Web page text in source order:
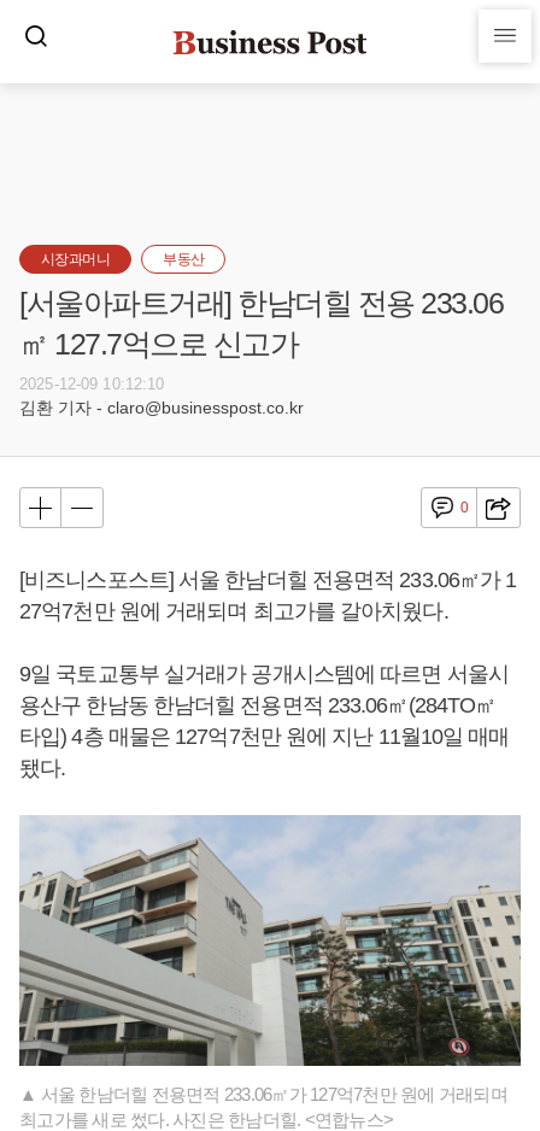
시장과머니 부동산
[서울아파트거래] 한남더힐 전용 233.06
㎡ 127.7억으로 신고가
2025-12-09 10:12:10
김환 기자 - claro@businesspost.co.kr
0
[비즈니스포스트] 서울 한남더힐 전용면적 233.06㎡가 1
27억7천만 원에 거래되며 최고가를 갈아치웠다.
9일 국토교통부 실거래가 공개시스템에 따르면 서울시
용산구 한남동 한남더힐 전용면적 233.06㎡(284TO㎡
타입) 4층 매물은 127억7천만 원에 지난 11월10일 매매
됐다.
▲ 서울 한남더힐 전용면적 233.06㎡가 127억7천만 원에 거래되며
최고가를 새로 썼다. 사진은 한남더힐. <연합뉴스>